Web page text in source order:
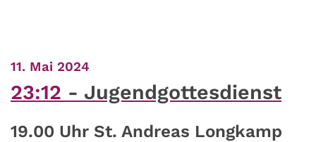
11. Mai 2024:
23:12 Jugendgottesdienst
19.00 Uhr St. Andreas Longkamp